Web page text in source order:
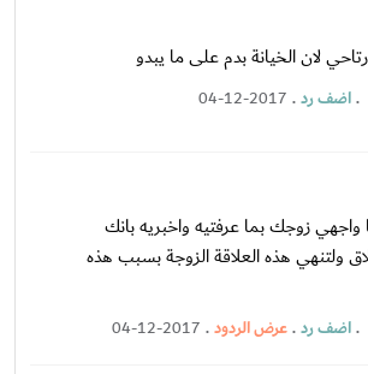
لان الخيانة بدم على ما يبدو
.اضف رد.
04-12-2017
واجهي زوجك بما عرفتيه واخبريه بانك
ولتنهي هذه العلاقة الزوجة بسبب هذه
.اضف رد.عرض الردود.
04-12-2017